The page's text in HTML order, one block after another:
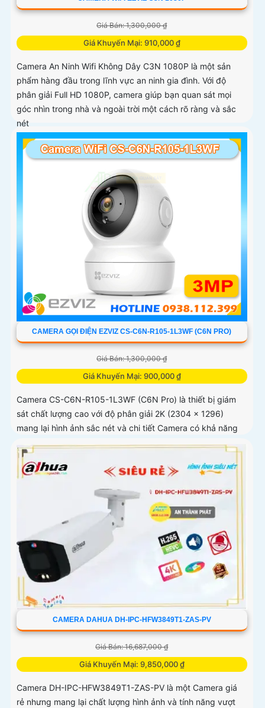
Giá Bán: 1,300,000 ₫
Giá Khuyến Mại: 910,000 ₫
Camera An Ninh Wifi Không Dây C3N 1080P là một sản
phẩm hàng đầu trong lĩnh vực an ninh gia đình. Với độ
phân giải Full HD 1080P, camera giúp bạn quan sát mọi
góc nhìn trong nhà và ngoài trời một cách rõ ràng và sắc
nét
CAMERA GỌI ĐIỆN EZVIZ CS-C6N-R105-1L3WF (C6N PRO)
Giá Bán: 1,300,000 ₫
Giá Khuyến Mại: 900,000 ₫
Camera CS-C6N-R105-1L3WF (C6N Pro) là thiết bị giám
sát chất lượng cao với độ phân giải 2K (2304 × 1296)
mang lại hình ảnh sắc nét và chi tiết Camera có khả năng
quay xoay 360 độ đàm thoại 2 chiều tích hợp nút gọi điện
cảm ứng tiện lợi giúp bạn dễ dàng tương tác từ xa Ngoài
ra camera còn được trang bị công nghệ phát hiện chuyển
bạn. Loại Camera quan sát Wifi Không Dây CS-C6N-R105-
CAMERA DAHUA DH-IPC-HFW3849T1-ZAS-PV
Giá Bán: 16,687,000 ₫
Giá Khuyến Mại: 9,850,000 ₫
Camera DH-IPC-HFW3849T1-ZAS-PV là một Camera giá
rẻ nhưng mang lại chất lượng hình ảnh và tính năng vượt